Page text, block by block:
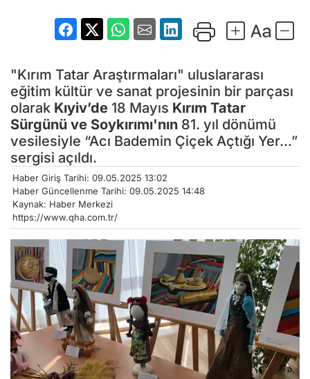
"Kırım Tatar Araştırmaları" uluslararası
eğitim kültür ve sanat projesinin bir parçası
olarak Kıyiv’de 18 Mayıs Kırım Tatar
Sürgünü ve Soykırımı'nın 81. yıl dönümü
vesilesiyle “Acı Bademin Çiçek Açtığı Yer...”
sergisi açıldı.
Haber Giriş Tarihi: 09.05.2025 13:02
Haber Güncellenme Tarihi: 09.05.2025 14:48
Kaynak: Haber Merkezi
https://www.qha.com.tr/